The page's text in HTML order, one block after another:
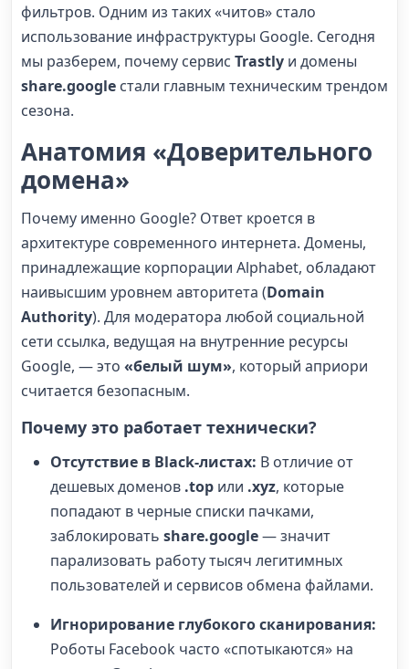
фильтров. Одним из таких «читов» стало
использование инфраструктуры Google. Сегодня
мы разберем, почему сервис Trastly и домены
share.google стали главным техническим трендом
сезона.
Анатомия «Доверительного
домена»
Почему именно Google? Ответ кроется в
архитектуре современного интернета. Домены,
принадлежащие корпорации Alphabet, обладают
наивысшим уровнем авторитета (Domain
Authority). Для модератора любой социальной
сети ссылка, ведущая на внутренние ресурсы
Google, — это «белый шум», который априори
считается безопасным.
Почему это работает технически?
Отсутствие в Black-листах: В отличие от
дешевых доменов .top или .xyz, которые
попадают в черные списки пачками,
заблокировать share.google— значит
парализовать работу тысяч легитимных
пользователей и сервисов обмена файлами.
Игнорирование глубокого сканирования:
Роботы Facebook часто «спотыкаются» на